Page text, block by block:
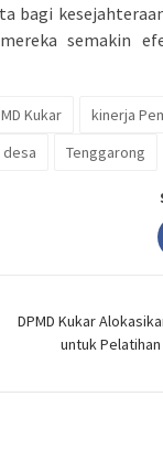
semakin
Kukar kinerja
Tenggarong
DPMD Kukar
untuk